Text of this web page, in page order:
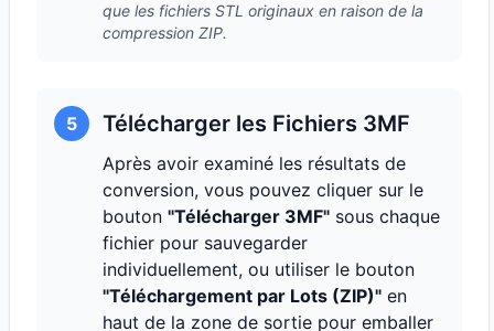
que les fichiers STL originaux en raison de la
compression ZIP.
5 Télécharger les Fichiers 3MF
Après avoir examiné les résultats de
conversion, vous pouvez cliquer sur le
bouton "Télécharger 3MF" sous chaque
fichier pour sauvegarder
individuellement, ou utiliser le bouton
"Téléchargement par Lots (ZIP)" en
haut de la zone de sortie pour emballer